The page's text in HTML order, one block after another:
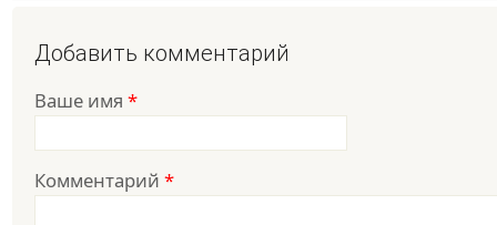
Добавить комментарий
Ваше имя *
Комментарий *